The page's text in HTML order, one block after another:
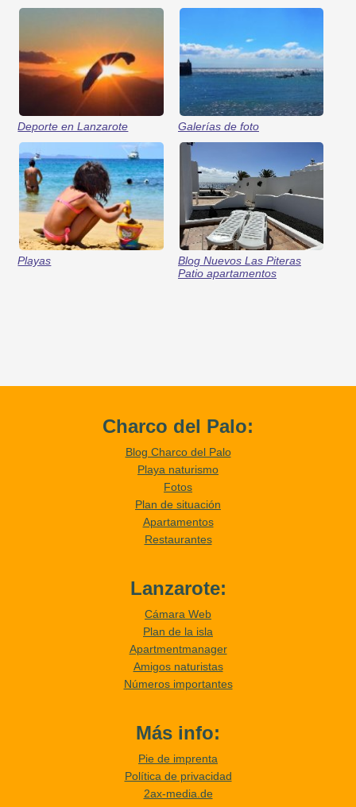
Deporte en Lanzarote Galerías de foto
Playas
Blog Nuevos Las Piteras
Patio apartamentos
Charco del Palo:
Blog Charco del Palo
Playa naturismo
Fotos
Plan de situación
Apartamentos
Restaurantes
Lanzarote:
Cámara Web
Plan de la isla
Apartmentmanager
Amigos naturistas
Números importantes
Más info:
Pie de imprenta
Política de privacidad
2ax-media.de